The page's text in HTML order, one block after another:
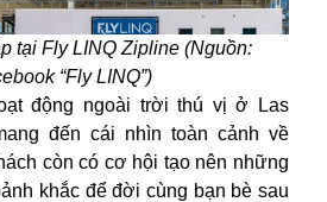
tại Fly LINQ Zipline (Nguồn:
“Fly LINQ”)
động ngoài trời thú vị ở
Las
đến cái nhìn toàn cảnh về
còn có cơ hội tạo nên những
khắc để đời cùng bạn bè sau